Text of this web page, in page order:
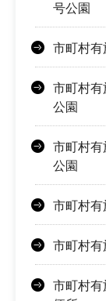
号公園
市町村
市町村
公園
市町村
公園
市町村
市町村
市町村